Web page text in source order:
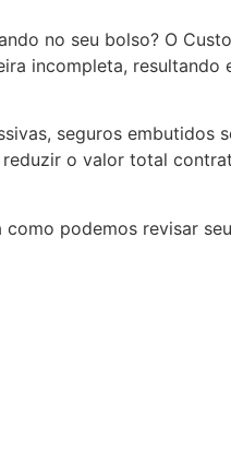
no seu bolso? O
incompleta, resultando
seguros embutidos
reduzir o valor total
podemos revisar